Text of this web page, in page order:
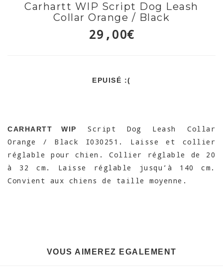
Carhartt WIP Script Dog Leash
Collar Orange / Black
29,00€
EPUISÉ :(
CARHARTT WIP
Script Dog Leash Collar
Orange / Black I030251. Laisse et collier
réglable pour chien. Collier réglable de 20
à 32 cm. Laisse réglable jusqu’à 140 cm.
Convient aux chiens de taille moyenne.
VOUS AIMEREZ EGALEMENT